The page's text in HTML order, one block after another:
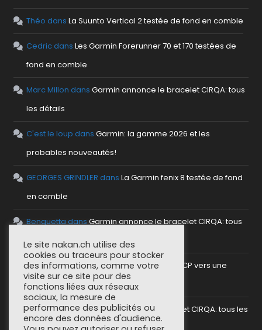
Théo dansLa Suunto Vertical 2 testée de fond en comble
CedricdansLes Garmin Forerunner 70 et 170 testées de
fond en comble
Marc Millon dansGarmin annonce le bracelet CIRQA: tous
les détails
C'est le loup dansGarmin: la gamme 2026 et les
probables nouveautés!
GEORGES GRINDLER dansLa Garmin fenix 8 testée de fond
en comble
Benguetta dansGarmin annonce le bracelet CIRQA: tous
les détails
anthodansMettre en place un serveur MCP vers une
plateforme sportive
SoCorsudans Garmin annonce le bracelet CIRQA: tous les
Le site nakan.ch utilise des
cookies ou traceurs pour stocker
des informations, comme votre
visite sur ce site pour des
fonctions liées aux réseaux
sociaux, la mesure de
performance des publicités ou
encore des données d'audience.